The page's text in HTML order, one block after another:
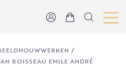
/
BOISSEAU EMILE ANDRÉ